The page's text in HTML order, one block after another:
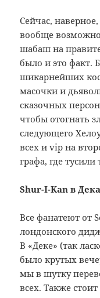
Сейчас,
вообще возможно
шабаш на
было и это факт.
шикарнейших
масочки и
сказочных
чтобы отогнать
следующего
всех и vip на
графа, где тусили
Shur-I-Kan в
Все фанатеют от
лондонского
В «Деке» (так
было крутых
мы в шутку
всех. Также